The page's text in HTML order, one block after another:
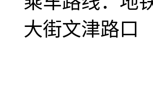
大街文津路口